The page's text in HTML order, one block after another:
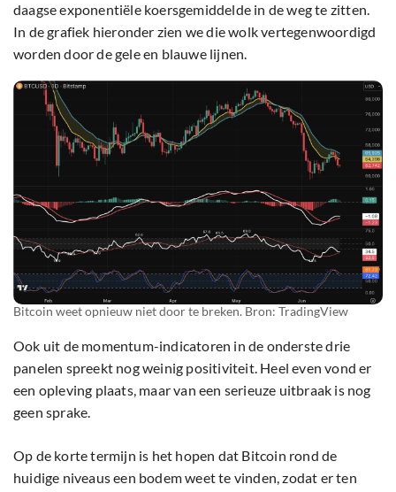
daagse exponentiële koersgemiddelde in de weg te zitten.
In de grafiek hieronder zien we die wolk vertegenwoordigd
worden door de gele en blauwe lijnen.
Bitcoin weet opnieuw niet door te breken. Bron: TradingView
Ook uit de momentum-indicatoren in de onderste drie
panelen spreekt nog weinig positiviteit. Heel even vond er
een opleving plaats, maar van een serieuze uitbraak is nog
geen sprake.
Op de korte termijn is het hopen dat Bitcoin rond de
huidige niveaus een bodem weet te vinden, zodat er ten